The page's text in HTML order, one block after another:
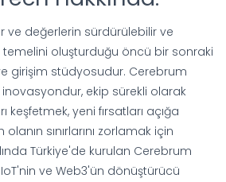
ve değerlerin sürdürülebilir ve
oluşturduğu öncü bir sonraki
girişim stüdyosudur. Cerebrum
ekip sürekli olarak
keşfetmek, yeni fırsatları açığa
sınırlarını zorlamak için
Türkiye'de kurulan Cerebrum
ve Web3'ün dönüştürücü